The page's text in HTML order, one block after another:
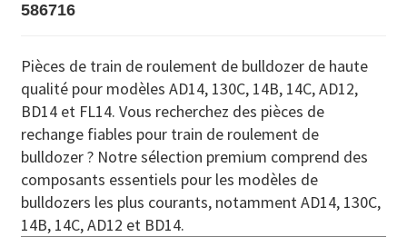
586716
Pièces de train de roulement de bulldozer de haute
qualité pour modèles AD14, 130C, 14B, 14C, AD12,
BD14 et FL14. Vous recherchez des pièces de
rechange fiables pour train de roulement de
bulldozer ? Notre sélection premium comprend des
composants essentiels pour les modèles de
bulldozers les plus courants, notamment AD14, 130C,
14B, 14C, AD12 et BD14.